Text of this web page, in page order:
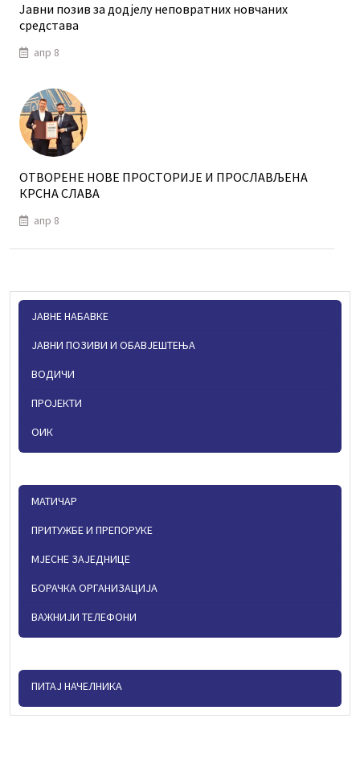
Јавни позив за додјелу неповратних новчаних
средстава
апр 8
ОТВОРЕНЕ НОВЕ ПРОСТОРИЈЕ И ПРОСЛАВЉЕНА
КРСНА СЛАВА
апр 8
ЈАВНЕ НАБАВКЕ
ЈАВНИ ПОЗИВИ И ОБАВЈЕШТЕЊА
ВОДИЧИ
ПРОЈЕКТИ
ОИК
МАТИЧАР
ПРИТУЖБЕ И ПРЕПОРУКЕ
МЈЕСНЕ ЗАЈЕДНИЦЕ
БОРАЧКА ОРГАНИЗАЦИЈА
ВАЖНИЈИ ТЕЛЕФОНИ
ПИТАЈ НАЧЕЛНИКА